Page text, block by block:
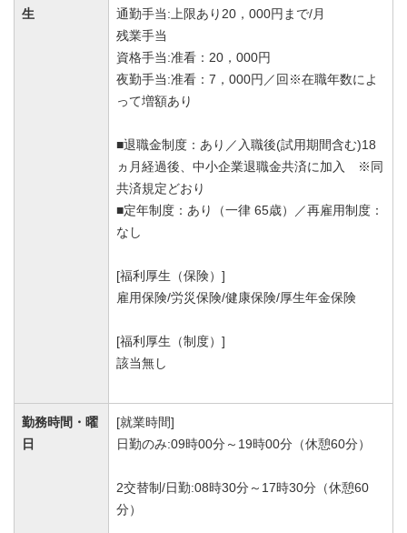
生
通勤手当:上限あり20，000円まで/月
残業手当
資格手当:准看：20，000円
夜勤手当:准看：7，000円／回※在職年数によ
って増額あり
■退職金制度：あり／入職後(試用期間含む)18
ヵ月経過後、中小企業退職金共済に加入 ※同
共済規定どおり
■定年制度：あり（一律 65歳）／再雇用制度：
なし
[福利厚生（保険）]
雇用保険/労災保険/健康保険/厚生年金保険
[福利厚生（制度）]
該当無し
勤務時間・曜
日
[就業時間]
日勤のみ:09時00分～19時00分（休憩60分）
2交替制/日勤:08時30分～17時30分（休憩60
分）